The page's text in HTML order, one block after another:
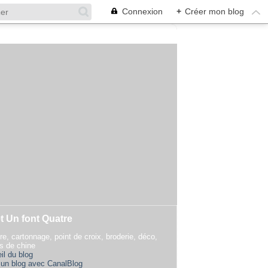
Connexion + Créer mon blog
Un font Quatre
cartonnage, point de croix, broderie, déco,
de chine
du blog
blog avec CanalBlog